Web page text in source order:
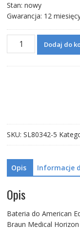
Stan: nowy
Gwarancja: 12
ilość
Bateria
501-
305,B.
Braun
Medical
Horizon
Infusion
Pump
501-
305
Dodaj do
SKU: SL80342-5
Opis Informacje
Opis
Bateria do American
Braun Medical